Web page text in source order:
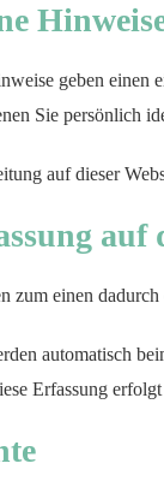
geben einen
Sie persönlich
auf dieser
auf
zum einen
automatisch
Erfassung